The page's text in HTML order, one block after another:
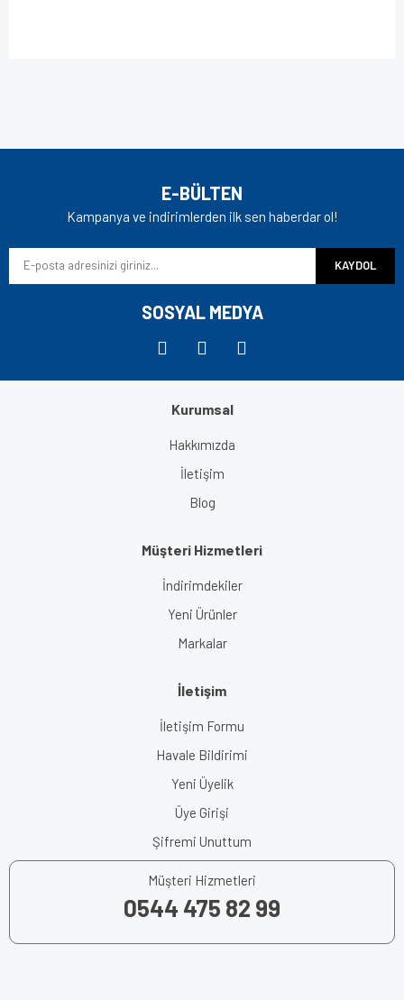
Ürün resmi kalitesiz, bozuk veya görüntülenemiyor.
Ürün açıklamasında eksik bilgiler bulunuyor.
Ürün fiyatı diğer sitelerden daha pahalı.
E-BÜLTEN
Kampanya ve indirimlerden ilk sen haberdar ol!
KAYDOL
SOSYAL MEDYA
Kurumsal
Hakkımızda
İletişim
Blog
Müşteri Hizmetleri
İndirimdekiler
Yeni Ürünler
Markalar
İletişim
İletişim Formu
Havale Bildirimi
Yeni Üyelik
Üye Girişi
Şifremi Unuttum
Müşteri Hizmetleri
0544 475 82 99